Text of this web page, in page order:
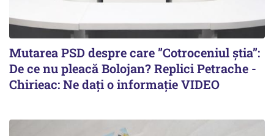
Mutarea PSD despre care ”Cotroceniul știa”:
De ce nu pleacă Bolojan? Replici Petrache -
Chirieac: Ne dați o informație VIDEO